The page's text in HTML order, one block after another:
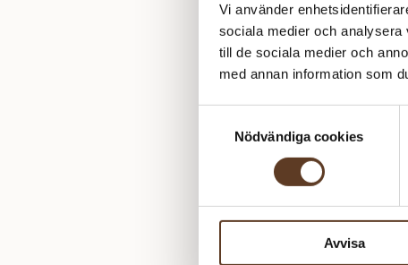
Vi använder
sociala medier och
till de sociala medier och
med annan information som
Nödvändiga cookies
Avvisa